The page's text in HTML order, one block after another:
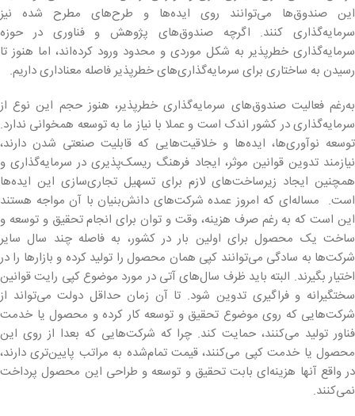
این صندوق‌ها می‌توانند روی ایده‌ها و طرح‌های مطرح شده نیز
سرمایه‌گذاری کنند. اگرچه صندوق‌های پژوهش و فناوری در حوزه
سرمایه‌گذاری خطرپذیر به شکل موردی و محدود ورود کرده‌اند، اما هنوز تا
رسیدن به ساختاری برای سرمایه‌گذاری‌های خطرپذیر فاصله معناداری داریم.
به‌رغم فعالیت صندوق‌های سرمایه‌گذاری خطرپذیر، هنوز حجم این نوع از
سرمایه‌گذاری در کشور اندک است و عملا با نیاز ما به توسعه همخوانی ندارد.
توسعه نوآوری‌ها، ایده‌ها و خلاقیت‌هایی که قابلیت صنعتی شدن دارند،
نیازمند تدوین قوانین موثر، ایجاد فرهنگ ریسک‌پذیری در سرمایه‌گذاری و
همچنین ایجاد زیرساخت‌های لازم برای تسهیل تجاری‌سازی این ایده‌ها
است. مساله‌ای که امروز عمده شرکت‌های دانش‌بنیان با آن مواجه هستند
این است که به رغم صرف هزینه، وقت و توان برای انجام تحقیق و توسعه و
ساخت یک محصول برای اولین بار در کشور، به فاصله چند سال سایر
شرکت‌ها به سادگی می‌توانند کپی همان محصول را تولید کرده و بازارها را در
اختیار بگیرند. البته باید ظرف سال‌های آتی در مورد موضوع کپی رایت قوانین
سختگیرانه و فراگیری تدوین شود. تا آن زمان حداقل دولت می‌تواند از
شرکت‌هایی که روی موضوع تحقیق و توسعه کار کرده و محصول یا خدمت
فناور تولید می‌کنند، حمایت کند. چرا که شرکت‌هایی که بعدا از روی این
محصول یا خدمت کپی می‌کنند، قیمت تمام‌شده به مراتب پایین‌تری دارند،
در واقع آنها هزینه‌ای بابت تحقیق و توسعه و طراحی این محصول پرداخت
نمی‌کنند.